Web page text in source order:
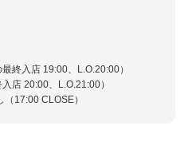
終入店 19:00、L.O.20:00）
店 20:00、L.O.21:00）
17:00 CLOSE）